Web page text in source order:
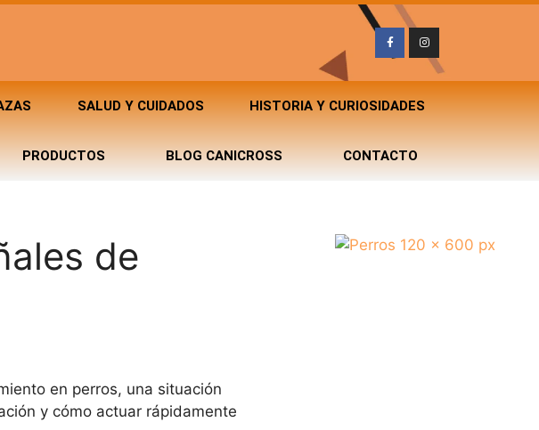
SALUD Y CUIDADOS HISTORIA Y CURIOSIDADES
PRODUCTOS BLOG CANICROSS CONTACTO
de
en perros, una situación
y cómo actuar rápidamente